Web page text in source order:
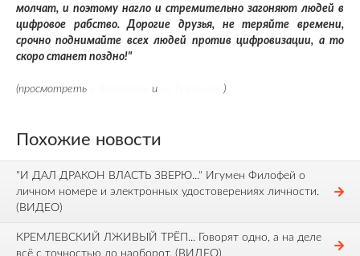
молчат, и поэтому нагло и стремительно загоняют людей в
цифровое рабство. Дорогие друзья, не теряйте времени,
срочно поднимайте всех людей против цифровизации, а то
скоро станет поздно!"
(просмотреть и )
Похожие новости
"И ДАЛ ДРАКОН ВЛАСТЬ ЗВЕРЮ..." Игумен Филофей о
личном номере и электронных удостоверениях личности.
(ВИДЕО)
КРЕМЛЕВСКИЙ ЛЖИВЫЙ ТРЁП... Говорят одно, а на деле
всё с точностью до наоборот. (ВИДЕО)